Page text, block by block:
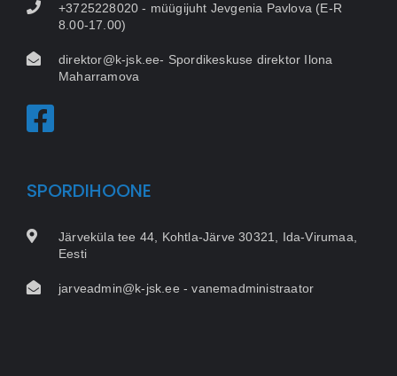
+3725228020 - müügijuht Jevgenia Pavlova (E-R
8.00-17.00)
direktor@k-jsk.ee- Spordikeskuse direktor Ilona
Maharramova
SPORDIHOONE
Järveküla tee 44, Kohtla-Järve 30321, Ida-Virumaa,
Eesti
jarveadmin@k-jsk.ee - vanemadministraator